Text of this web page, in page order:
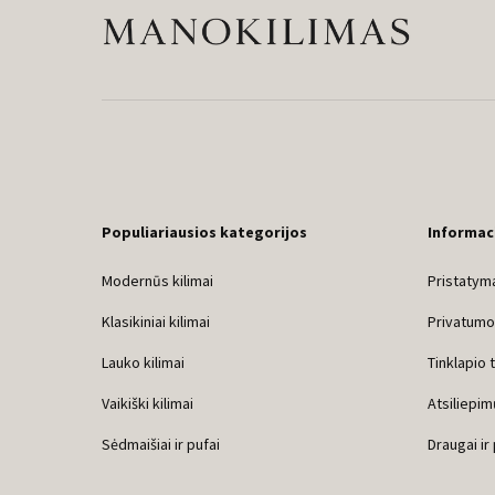
Populiariausios kategorijos
Modernūs kilimai
Klasikiniai kilimai
Lauko kilimai
Vaikiški kilimai
Sėdmaišiai ir pufai
Tinklapio
Draugai